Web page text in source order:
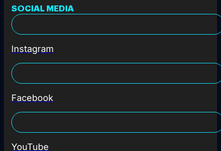
SOCIAL MEDIA
Instagram
Facebook
YouTube